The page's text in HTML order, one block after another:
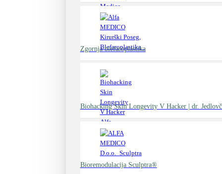
Zgornja blefaroplastika
Biohacking Skin Longevity V Hacker | dr.
Bioremodulacija Sculptra®